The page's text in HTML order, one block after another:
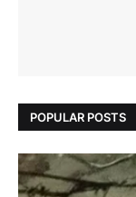
POPULAR POSTS